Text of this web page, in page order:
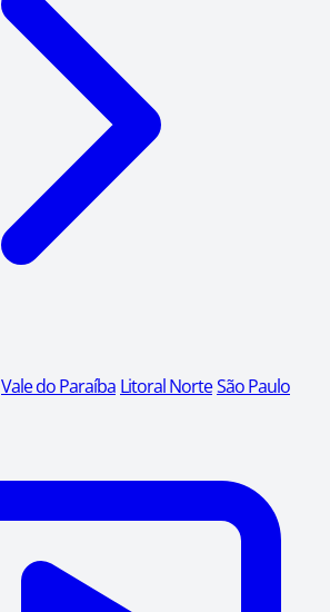
Vale do Paraíba Litoral NorteSão Paulo